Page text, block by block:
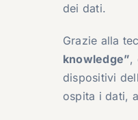
dei dati.
Grazie alla
knowledge”,
dispositivi
ospita i dati,